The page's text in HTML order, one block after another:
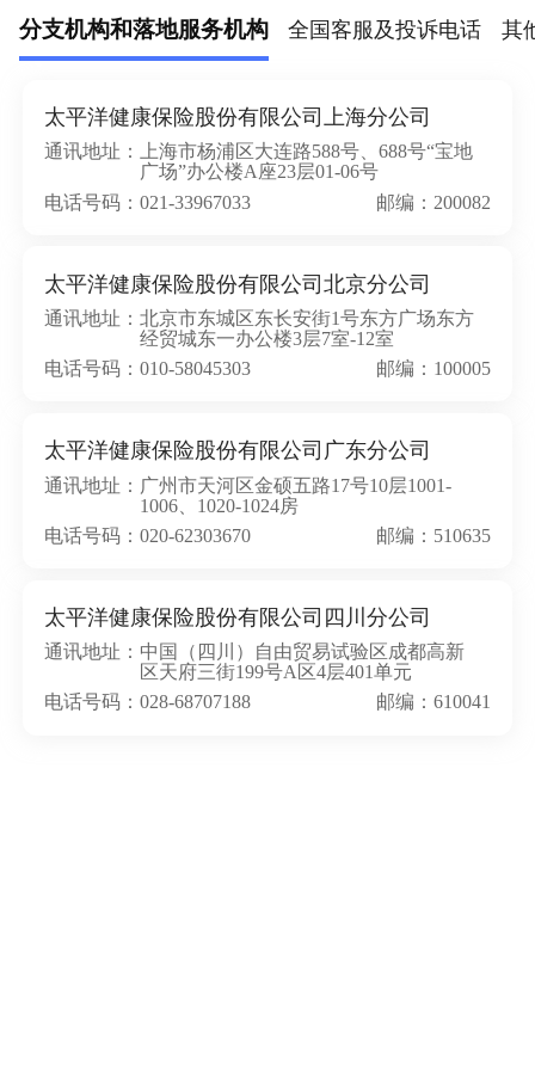
分支机构和落地服务机构 全国客服及投诉电话 其
太平洋健康保险股份有限公司上海分公司
通讯地址：上海市杨浦区大连路588号、688号“宝地
广场”办公楼A座23层01-06号
电话号码：021-33967033
邮编：200082
太平洋健康保险股份有限公司北京分公司
通讯地址：北京市东城区东长安街1号东方广场东方
经贸城东一办公楼3层7室-12室
电话号码：010-58045303
邮编：100005
太平洋健康保险股份有限公司广东分公司
通讯地址： 广州市天河区金硕五路17号10层1001-
1006、1020-1024房
电话号码：020-62303670
邮编：510635
太平洋健康保险股份有限公司四川分公司
通讯地址： 中国（四川）自由贸易试验区成都高新
区天府三街199号A区4层401单元
电话号码：028-68707188
邮编：610041